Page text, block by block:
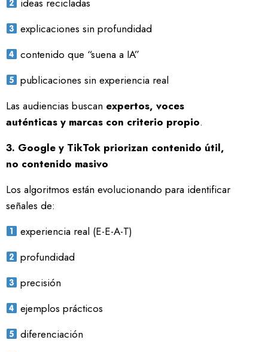
ideas recicladas
explicaciones sin profundidad
contenido que “suena a IA”
publicaciones sin experiencia real
Las audiencias buscan expertos, voces
auténticas y marcas con criterio propio.
3. Google y TikTok priorizan contenido útil,
no contenido masivo
Los algoritmos están evolucionando para identificar
señales de:
experiencia real (E-E-A-T)
profundidad
precisión
ejemplos prácticos
diferenciación